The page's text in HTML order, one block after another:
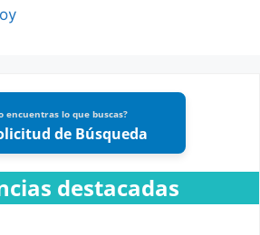
encuentras lo que buscas?
de Búsqueda
destacadas